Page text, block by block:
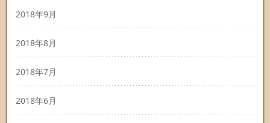
2018年9月
2018年8月
2018年7月
2018年6月